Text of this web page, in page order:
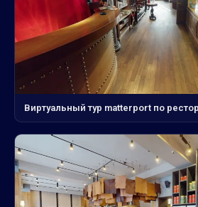
Виртуальный тур matterport по